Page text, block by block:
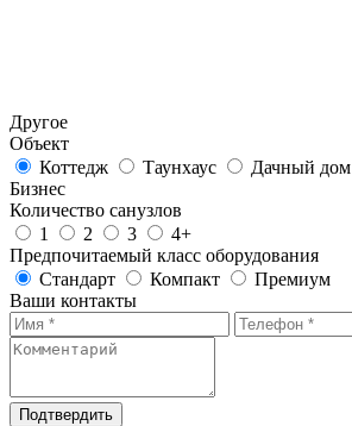
Другое
Объект
Коттедж
Таунхаус Дачный дом
Бизнес
Количество санузлов
1
2 3
4+
Предпочитаемый класс оборудования
Стандарт
Компакт
Премиум
Ваши контакты
Подтвердить